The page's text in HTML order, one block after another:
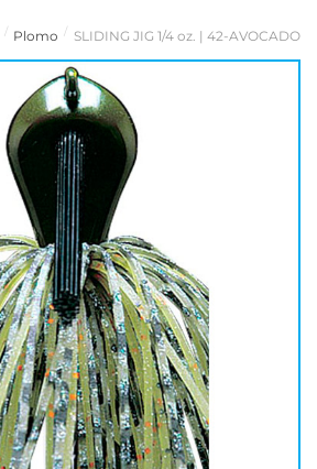
/ Plomo / SLIDING JIG 1/4 oz. | 42-AVOCADO